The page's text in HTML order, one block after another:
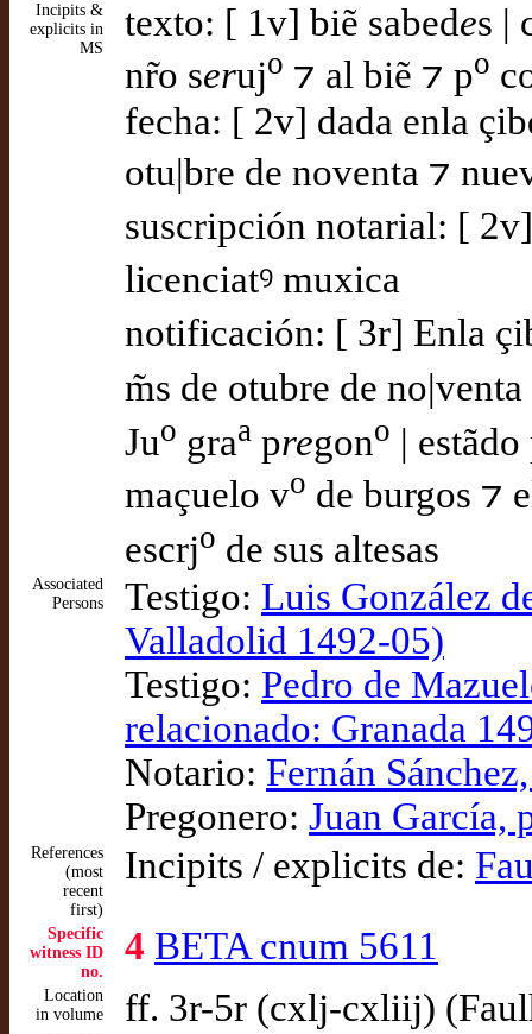
Incipits &
explicits in
MS
texto: [ 1v] biẽ sabedes |
nr̃o serujo ⁊ al biẽ ⁊ po
fecha: [ 2v] dada enla
otu|bre de noventa ⁊
suscripción notarial: [
licenciatꝰ muxica
notificación: [ 3r] Enla
m̃s de otubre de
Juo graa pregono | estãdo
maçuelo vo de burgos ⁊
escrjo de sus altesas
Associated
Persons
Testigo: Luis González
Valladolid 1492-05)
Testigo: Pedro de
relacionado: Granada
Notario: Fernán
Pregonero: Juan García,
References
(most
recent
first)
Incipits / explicits de:
Specific
witness ID
no.
4 BETA cnum 5611
Location
in volume
ff. 3r-5r (cxlj-cxliij)